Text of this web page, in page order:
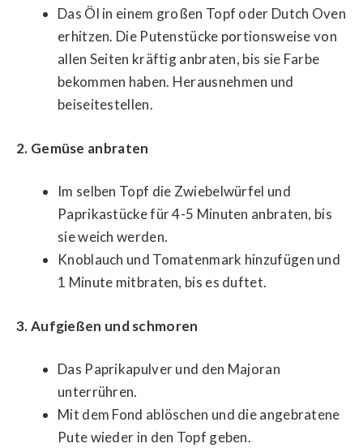
Das Öl in einem großen Topf oder Dutch Oven
erhitzen. Die Putenstücke portionsweise von
allen Seiten kräftig anbraten, bis sie Farbe
bekommen haben. Herausnehmen und
beiseitestellen.
2. Gemüse anbraten
Im selben Topf die Zwiebelwürfel und
Paprikastücke für 4-5 Minuten anbraten, bis
sie weich werden.
Knoblauch und Tomatenmark hinzufügen und
1 Minute mitbraten, bis es duftet.
3. Aufgießen und schmoren
Das Paprikapulver und den Majoran
unterrühren.
Mit dem Fond ablöschen und die angebratene
Pute wieder in den Topf geben.